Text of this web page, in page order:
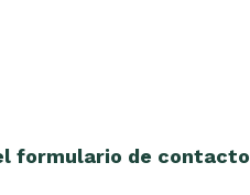
formulario de contacto